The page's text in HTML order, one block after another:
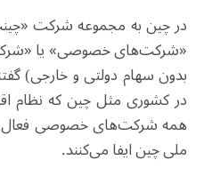
در چین به مجموعه شرکت
«شرکت‌های خصوصی» یا
بدون سهام دولتی و خارجی)
در کشوری مثل چین که نظام
همه شرکت‌های خصوصی فعال
ملی چین ایفا می‌کنند.